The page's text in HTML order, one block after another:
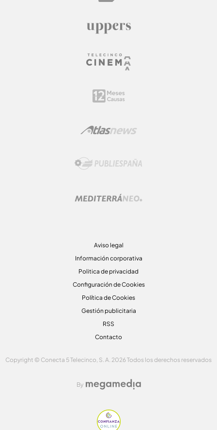
Aviso legal
Información corporativa
Politica de privacidad
Configuración de Cookies
Política de Cookies
Gestión publicitaria
RSS
Contacto
Copyright © Conecta 5 Telecinco, S. A. 2026 Todos los derechos reservados
By